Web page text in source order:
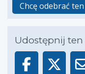
Chcę odebrać
Udostępnij